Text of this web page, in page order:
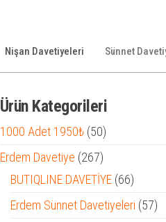
Nişan Davetiyeleri Sünnet
Ürün Kategorileri
1000 Adet 1950₺ 5050
ürün
Erdem Davetiye 267267
ürün
BUTIQLINE DAVETİYE 6666
ürün
Erdem Sünnet Davetiyeleri 5757